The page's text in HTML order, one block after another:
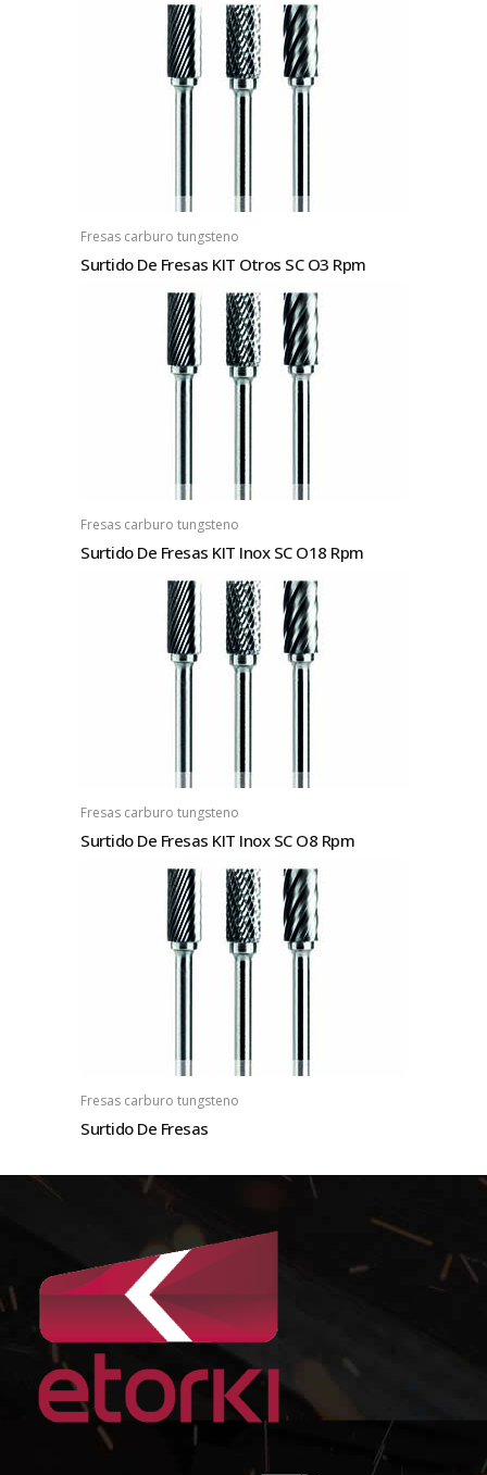
Fresas carburo tungsteno
Surtido De Fresas KIT Otros SC O3 Rpm
Fresas carburo tungsteno
Surtido De Fresas KIT Inox SC O18 Rpm
Fresas carburo tungsteno
Surtido De Fresas KIT Inox SC O8 Rpm
Fresas carburo tungsteno
Surtido De Fresas